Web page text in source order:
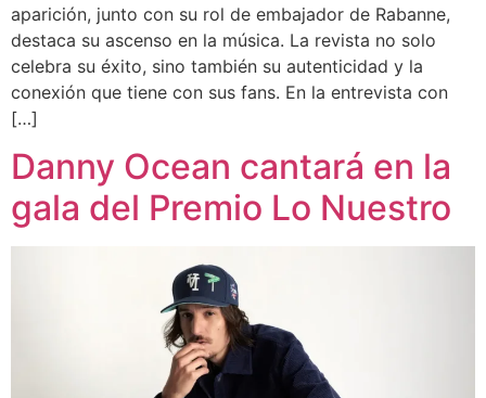
aparición, junto con su rol de embajador de Rabanne,
destaca su ascenso en la música. La revista no solo
celebra su éxito, sino también su autenticidad y la
conexión que tiene con sus fans. En la entrevista con
[…]
Danny Ocean cantará en la
gala del Premio Lo Nuestro